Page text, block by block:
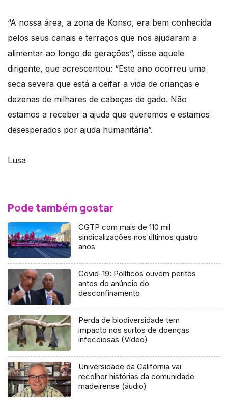
“A nossa área, a zona de Konso, era bem conhecida
pelos seus canais e terraços que nos ajudaram a
alimentar ao longo de gerações”, disse aquele
dirigente, que acrescentou: “Este ano ocorreu uma
seca severa que está a ceifar a vida de crianças e
dezenas de milhares de cabeças de gado. Não
estamos a receber a ajuda que queremos e estamos
desesperados por ajuda humanitária”.
Lusa
Pode também gostar
CGTP com mais de 110 mil
sindicalizações nos últimos quatro
anos
Covid-19: Políticos ouvem peritos
antes do anúncio do
desconfinamento
Perda de biodiversidade tem
impacto nos surtos de doenças
infecciosas (Vídeo)
Universidade da Califórnia vai
recolher histórias da comunidade
madeirense (áudio)